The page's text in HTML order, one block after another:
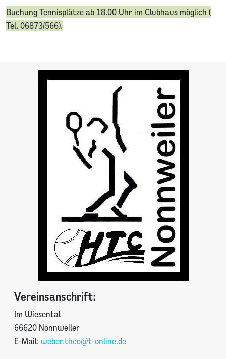
Buchung Tennisplätze ab 18.00 Uhr im Clubhaus möglich (
Tel. 06873/566).
Vereinsanschrift:
Im Wiesental
66620 Nonnweiler
E-Mail: weber.theo@t-online.de